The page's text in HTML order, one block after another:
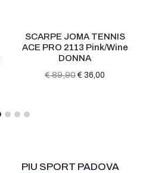
SCARPE JOMA TENNIS
ACE PRO 2113 Pink/Wine
DONNA
€ 89,90 € 36,00
PIU SPORT PADOVA